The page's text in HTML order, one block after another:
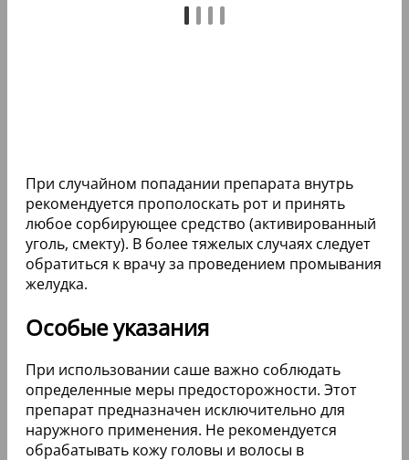
При случайном попадании препарата внутрь
рекомендуется прополоскать рот и принять
любое сорбирующее средство (активированный
уголь, смекту). В более тяжелых случаях следует
обратиться к врачу за проведением промывания
желудка.
Особые указания
При использовании саше важно соблюдать
определенные меры предосторожности. Этот
препарат предназначен исключительно для
наружного применения. Не рекомендуется
обрабатывать кожу головы и волосы в